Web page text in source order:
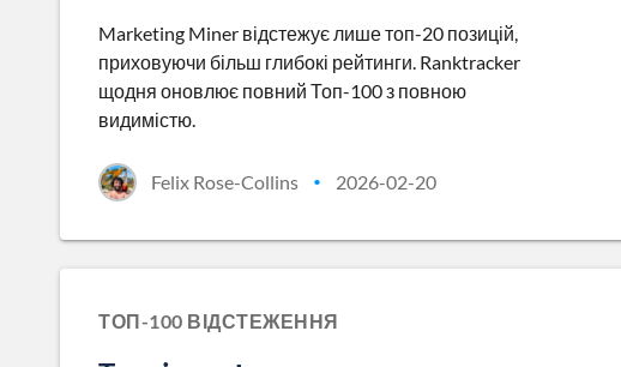
Marketing Miner відстежує лише топ-20 позицій,
приховуючи більш глибокі рейтинги. Ranktracker
щодня оновлює повний Топ-100 з повною
видимістю.
Felix Rose-Collins • 2026-02-20
ТОП-100 ВІДСТЕЖЕННЯ